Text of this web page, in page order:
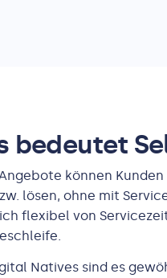
bedeutet
können
lösen, ohne mit
flexibel von
Natives sind es